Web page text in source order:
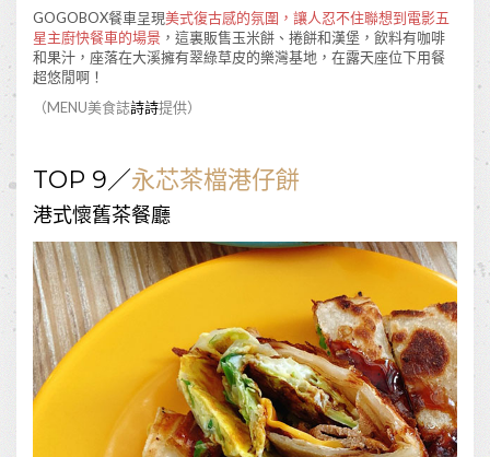
GOGOBOX餐車呈現美式復古感的氛圍，讓人忍不住聯想到電影五
星主廚快餐車的場景 ，這裏販售玉米餅、捲餅和漢堡，飲料有咖啡
和果汁，座落在大溪擁有翠綠草皮的樂灣基地，在露天座位下用餐
超悠閒啊！
（MENU美食誌詩詩提供）
TOP 9／永芯茶檔港仔餅
港式懷舊茶餐廳